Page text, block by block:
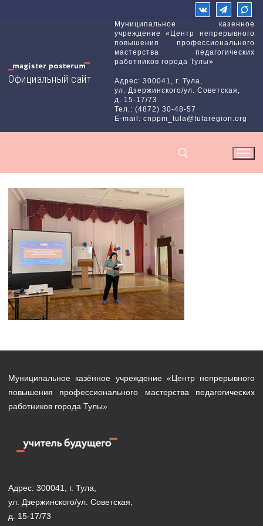
Официальный сайт
Муниципальное казенное
учреждение «Центр непрерывного
повышения профессионального
мастерства педагогических
работников города Тулы»
Адрес: 300041, г. Тула,
ул. Дзержинского/ул. Советская,
д. 15-17/73
Тел.: (4872) 30-48-57
E-mail: cnppm_tula@tularegion.org
Найти:
Муниципальное казённое учреждение «Центр непрерывного
повышения профессионального мастерства педагогических
работников города Тулы»
Адрес: 300041, г. Тула,
ул. Дзержинского/ул. Советская,
д. 15-17/73